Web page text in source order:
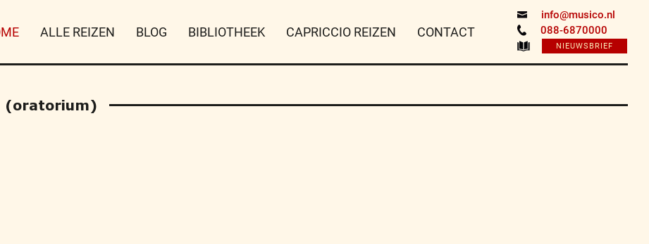
info@musico.nl
088-6870000
NIEUWSBRIEF
ALLE REIZEN BLOG BIBLIOTHEEK CAPRICCIO REIZEN CONTACT
(oratorium)